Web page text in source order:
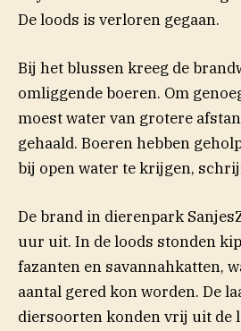
De loods is verloren gegaan.
Bij het blussen kreeg de
omliggende boeren. Om
moest water van grotere
gehaald. Boeren hebben
bij open water te krijgen,
De brand in dierenpark
uur uit. In de loods stonden
fazanten en savannahkatten,
aantal gered kon worden. De
diersoorten konden vrij uit de